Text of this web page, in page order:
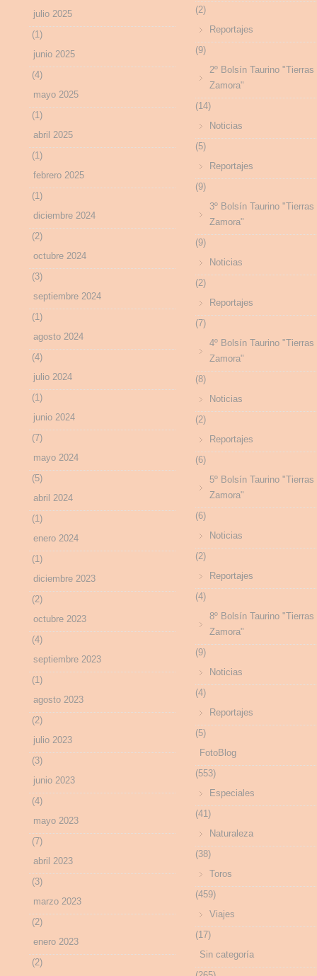
julio 2025
(1)
junio 2025
(4)
mayo 2025
(1)
abril 2025
(1)
febrero 2025
(1)
diciembre 2024
(2)
octubre 2024
(3)
septiembre 2024
(1)
agosto 2024
(4)
julio 2024
(1)
junio 2024
(7)
mayo 2024
(5)
abril 2024
(1)
enero 2024
(1)
diciembre 2023
(2)
octubre 2023
(4)
septiembre 2023
(1)
agosto 2023
(2)
julio 2023
(3)
junio 2023
(4)
mayo 2023
(7)
abril 2023
(3)
marzo 2023
(2)
enero 2023
(2)
(2)
Reportajes
(9)
2º Bolsín Taurino "Tierras
Zamora"
(14)
Noticias
(5)
Reportajes
(9)
3º Bolsín Taurino "Tierras
Zamora"
(9)
Noticias
(2)
Reportajes
(7)
4º Bolsín Taurino "Tierras
Zamora"
(8)
Noticias
(2)
Reportajes
(6)
5º Bolsín Taurino "Tierras
Zamora"
(6)
Noticias
(2)
Reportajes
(4)
8º Bolsín Taurino "Tierras
Zamora"
(9)
Noticias
(4)
Reportajes
(5)
FotoBlog
(553)
Especiales
(41)
Naturaleza
(38)
Toros
(459)
Viajes
(17)
Sin categoría